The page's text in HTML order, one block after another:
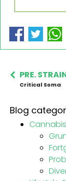
PRE.
Critical Soma
Blog